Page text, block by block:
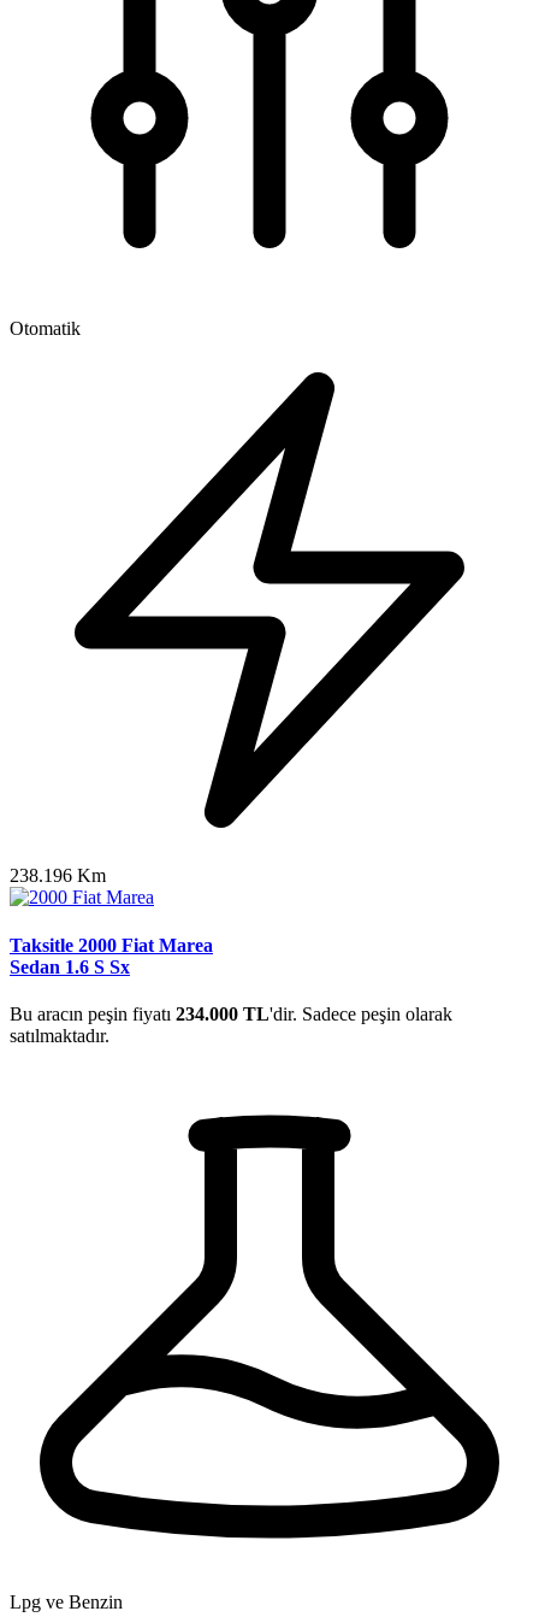
Otomatik
238.196 Km
Taksitle 2000 Fiat Marea
Sedan 1.6 S Sx
Bu aracın peşin fiyatı 234.000 TL'dir. Sadece peşin olarak
satılmaktadır.
Lpg ve Benzin